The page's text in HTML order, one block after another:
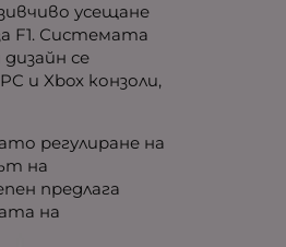
усещане
F1. Системата
се
и Xbox конзоли,
регулиране на
на
предлага
на